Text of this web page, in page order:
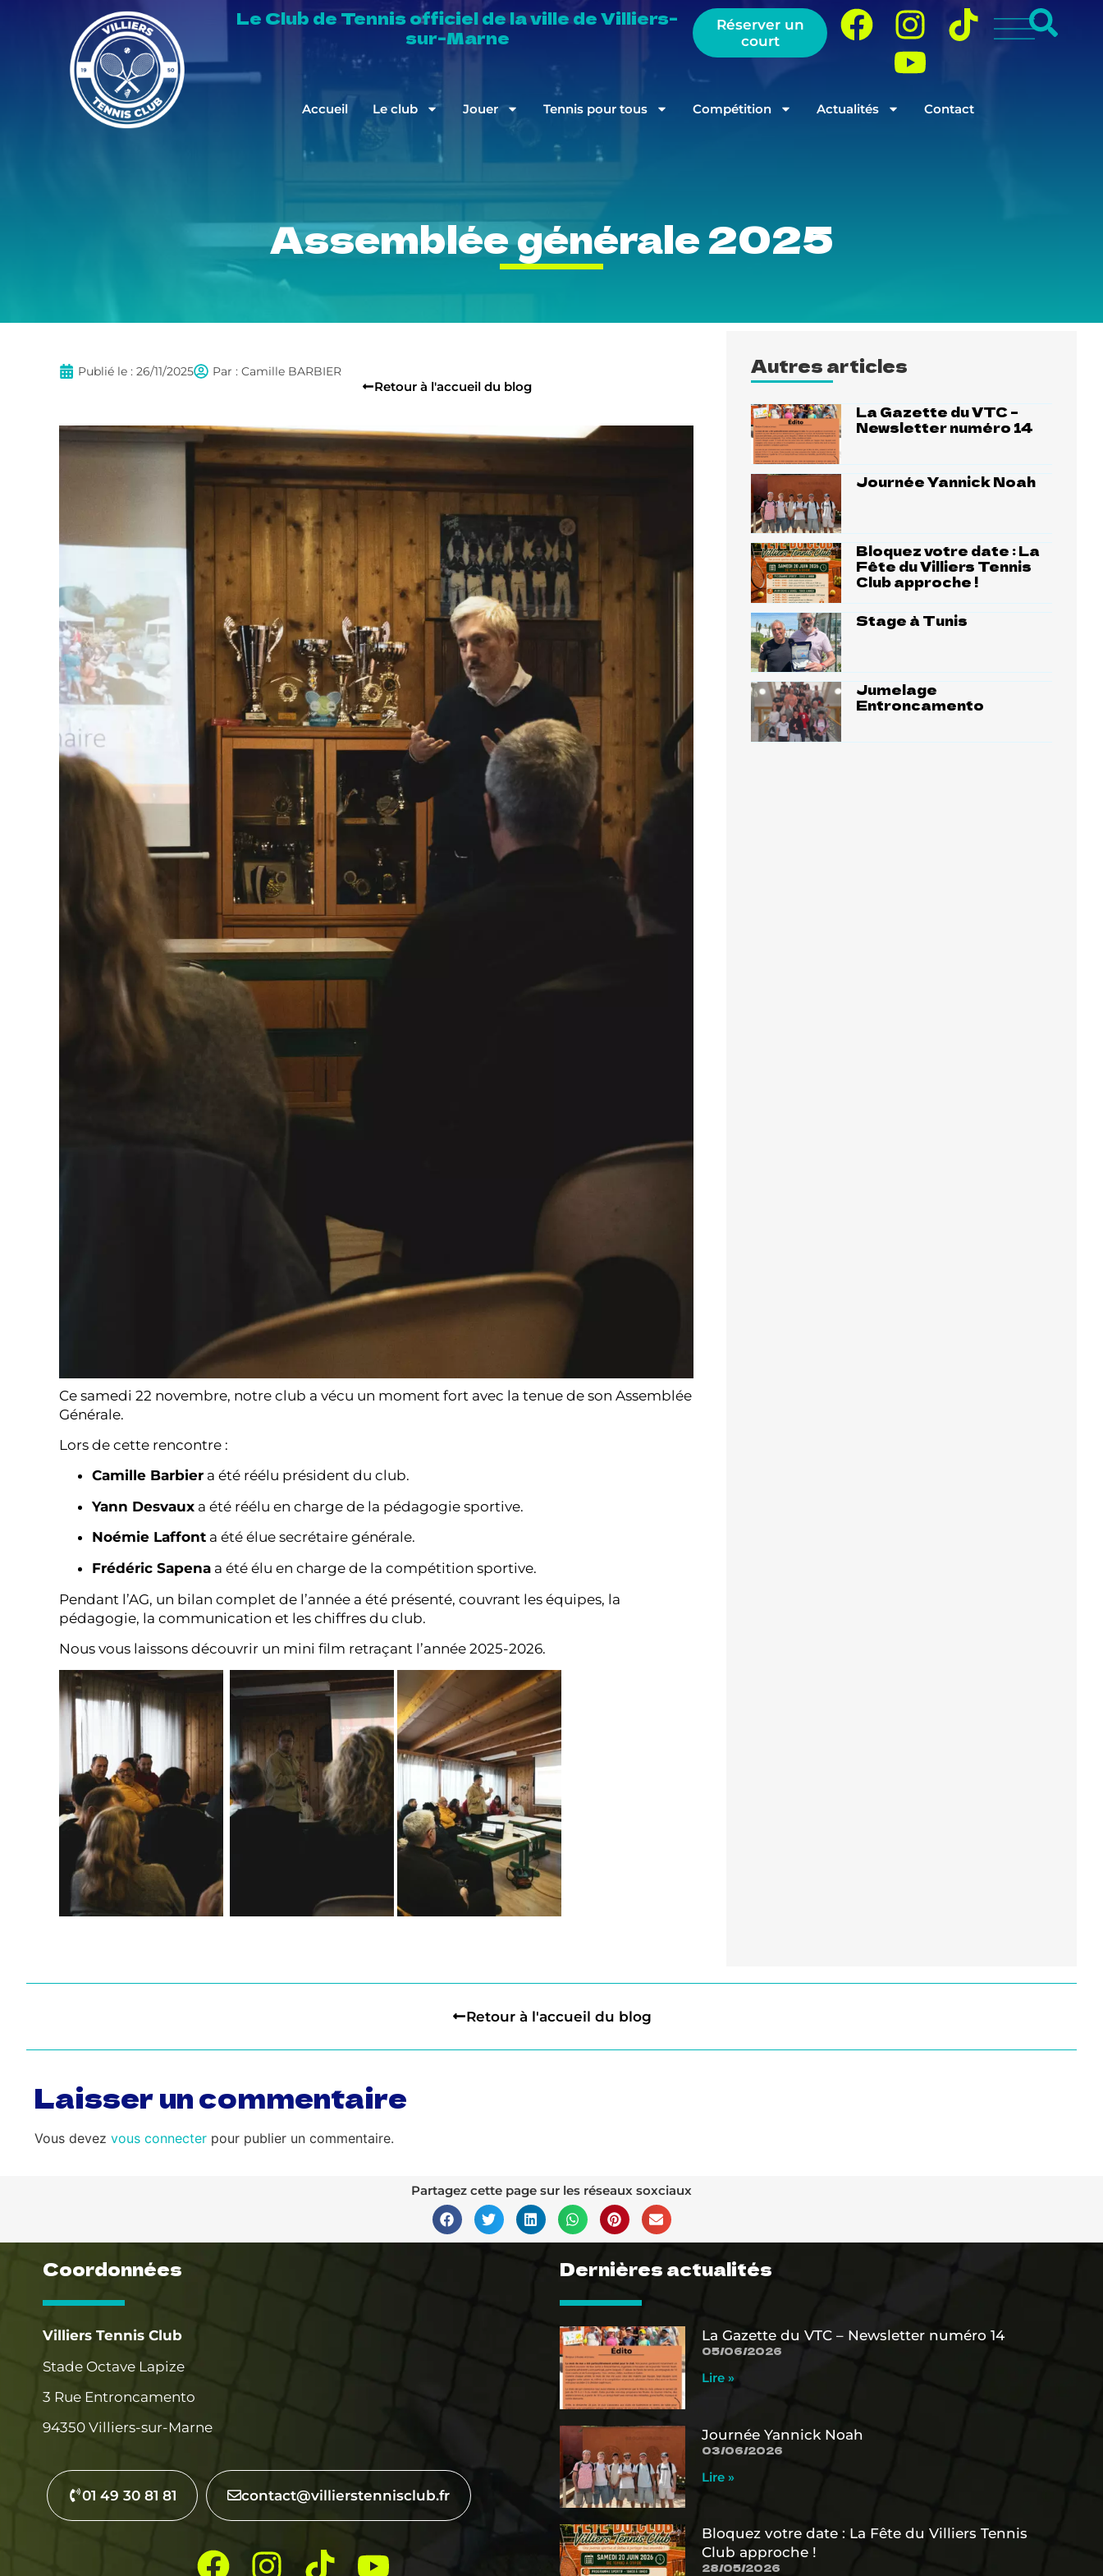
Le Club de Tennis officiel de la ville de Villiers-
sur-Marne
Réserver un
court
Accueil Le club Jouer Tennis pour tous Compétition Actualités Contact
Assemblée générale 2025
Publié le : 26/11/2025 Par : Camille BARBIER
Retour à l'accueil du blog
Ce samedi 22 novembre, notre club a vécu un moment fort avec la tenue de son Assemblée
Générale.
Lors de cette rencontre :
Camille Barbier a été réélu président du club.
Yann Desvaux a été réélu en charge de la pédagogie sportive.
Noémie Laffont a été élue secrétaire générale.
Frédéric Sapena a été élu en charge de la compétition sportive.
Pendant l’AG, un bilan complet de l’année a été présenté, couvrant les équipes, la
pédagogie, la communication et les chiffres du club.
Nous vous laissons découvrir un mini film retraçant l’année 2025-2026.
Autres articles
La Gazette du VTC –
Newsletter numéro 14
Journée Yannick Noah
Bloquez votre date : La
Fête du Villiers Tennis
Club approche !
Stage à Tunis
Jumelage
Entroncamento
Retour à l'accueil du blog
Laisser un commentaire
Vous devez vous connecter pour publier un commentaire.
Partagez cette page sur les réseaux soxciaux
Coordonnées
Villiers Tennis Club
Stade Octave Lapize
3 Rue Entroncamento
94350 Villiers-sur-Marne
01 49 30 81 81 contact@villierstennisclub.fr
Dernières actualités
La Gazette du VTC – Newsletter numéro 14
05/06/2026
Lire »
Journée Yannick Noah
03/06/2026
Lire »
Bloquez votre date : La Fête du Villiers Tennis
Club approche !
28/05/2026